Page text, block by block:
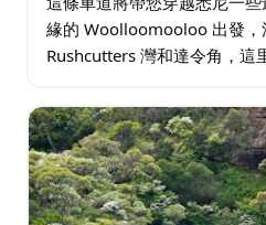
緣的 Woolloomooloo 出發，
Rushcutters 灣和達令角，這